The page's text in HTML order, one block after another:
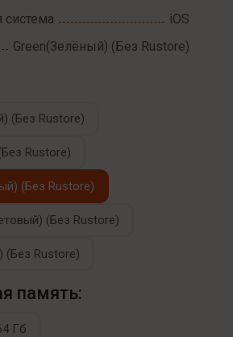
система
iOS
Green(Зелёный) (Без Rustore)
(Без Rustore)
Rustore)
(Без Rustore)
(Без Rustore)
(Без Rustore)
память:
Гб